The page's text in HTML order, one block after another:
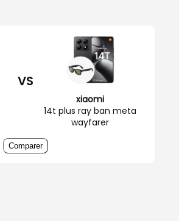
VS
xiaomi
14t plus ray ban meta
wayfarer
Comparer